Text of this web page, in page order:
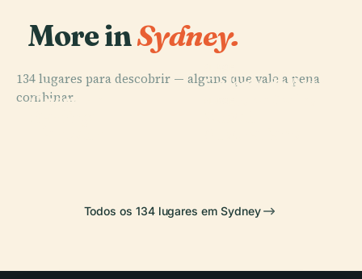
More inSydney.
134 lugares para descobrir — alguns que vale a pena
combinar.
PLACE
Ópera de
Galeria de Arte
PLACE
Todos os 134 lugares em Sydney